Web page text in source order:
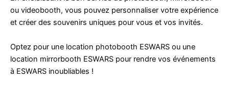
ou videobooth, vous pouvez personnaliser votre expérience
et créer des souvenirs uniques pour vous et vos invités.
Optez pour une location photobooth ESWARS ou une
location mirrorbooth ESWARS pour rendre vos événements
à ESWARS inoubliables !